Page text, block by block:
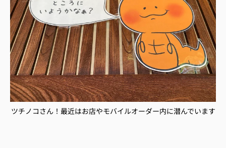
ツチノコさん！最近はお店やモバイルオーダー内に潜んでいます